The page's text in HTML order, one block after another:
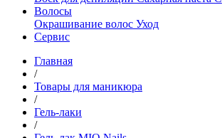
Волосы
Окрашивание волос Уход
Сервис
Главная
/
Товары для маникюра
/
Гель-лаки
/